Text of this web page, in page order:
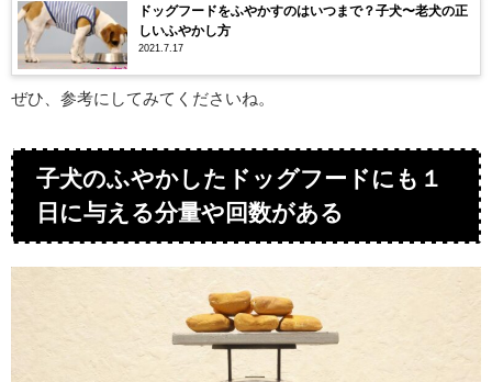
ドッグフードをふやかすのはいつまで？子犬〜老犬の正
しいふやかし方
2021.7.17
ぜひ、参考にしてみてくださいね。
子犬のふやかしたドッグフードにも１
日に与える分量や回数がある